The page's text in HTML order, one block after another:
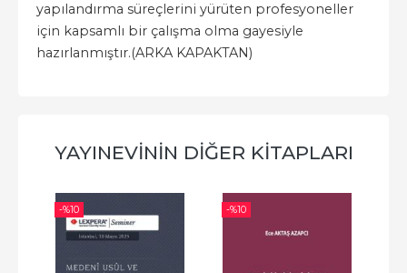
yapılandırma süreçlerini yürüten profesyoneller
için kapsamlı bir çalışma olma gayesiyle
hazırlanmıştır.(ARKA KAPAKTAN)
YAYINEVININ DIĞER KITAPLARI
-%10 -%10